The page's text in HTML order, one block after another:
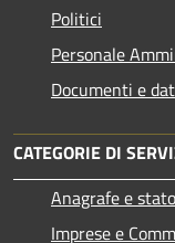
Politici
Personale
Documenti e
CATEGORIE DI
Anagrafe e
Imprese e